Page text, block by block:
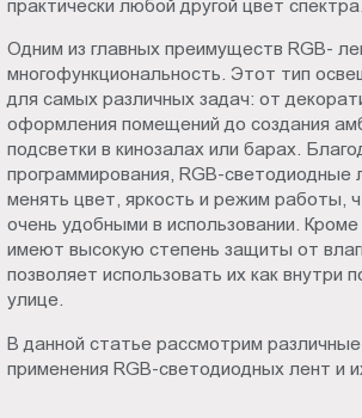
практически любой другой цвет спектра.
Одним из главных преимуществ RGB-
многофункциональность. Этот тип
для самых различных задач: от
оформления помещений до создания
подсветки в кинозалах или барах.
программирования, RGB-светодиодные
менять цвет, яркость и режим работы,
очень удобными в использовании.
имеют высокую степень защиты от
позволяет использовать их как внутри
улице.
В данной статье рассмотрим
применения RGB-светодиодных лент и
Пт.:
9.00-
18.00
Сб.,
Вс.: